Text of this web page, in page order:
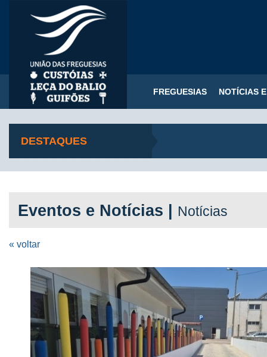
FREGUESIAS NOTÍCIAS
DESTAQUES
Eventos e Notícias | Notícias
« voltar